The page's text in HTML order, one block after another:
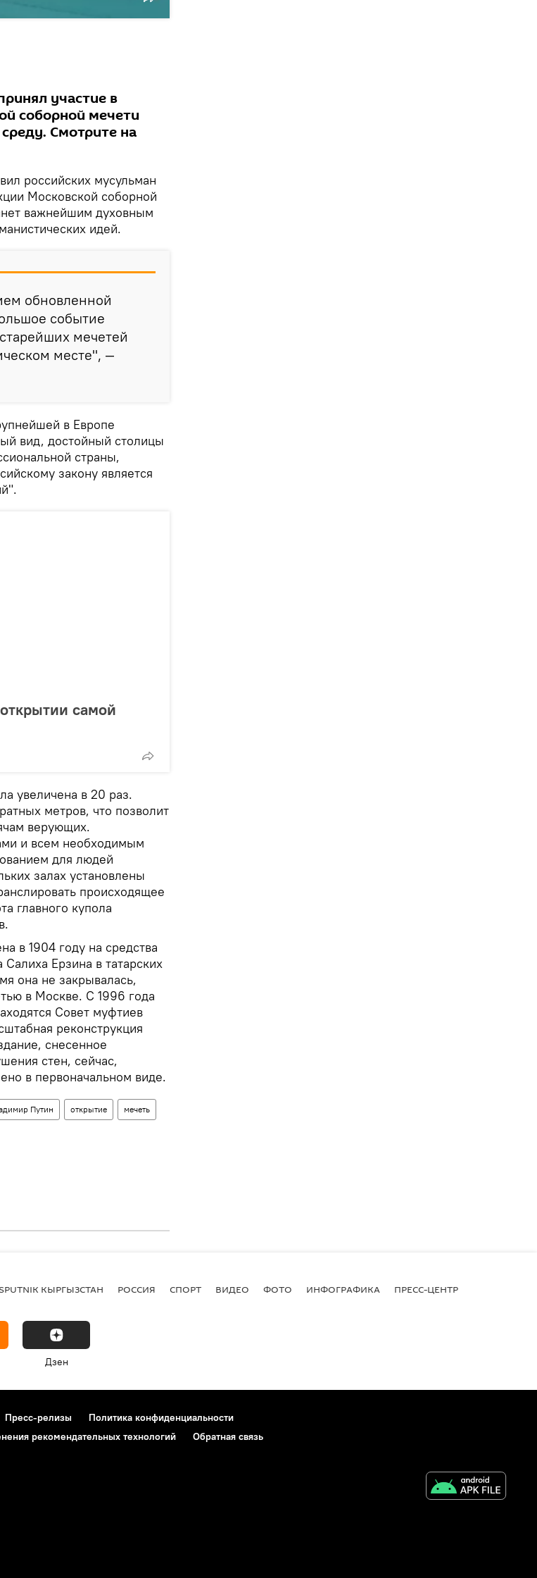
участие в
соборной мечети
Смотрите на
российских мусульман
Московской соборной
важнейшим духовным
идей.
обновленной
событие
мечетей
месте", —
в Европе
вид, достойный столицы
страны,
закону является
самой
увеличена в 20 раз.
метров, что позволит
верующих.
и всем необходимым
для людей
залах установлены
происходящее
главного купола
в 1904 году на средства
Ерзина в татарских
она не закрывалась,
в Москве. С 1996 года
Совет муфтиев
реконструкция
снесенное
стен, сейчас,
в первоначальном виде.
Путин открытие мечеть
КЫРГЫЗСТАН РОССИЯ СПОРТ ВИДЕО ФОТО ИНФОГРАФИКА ПРЕСС-ЦЕНТР
Дзен
Пресс-релизы
Политика конфиденциальности
рекомендательных технологий Обратная связь